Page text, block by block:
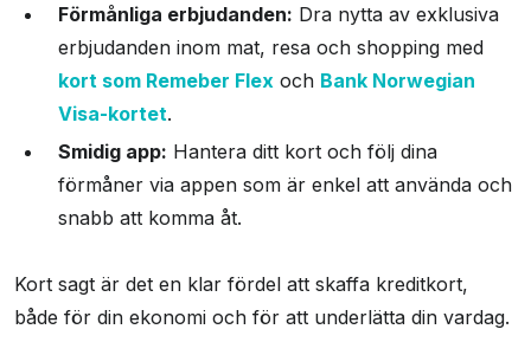
Förmånliga erbjudanden: Dra nytta av exklusiva
erbjudanden inom mat, resa och shopping med
kort som Remeber Flex och Bank Norwegian
Visa-kortet.
Smidig app: Hantera ditt kort och följ dina
förmåner via appen som är enkel att använda och
snabb att komma åt.
Kort sagt är det en klar fördel att skaffa kreditkort,
både för din ekonomi och för att underlätta din vardag.